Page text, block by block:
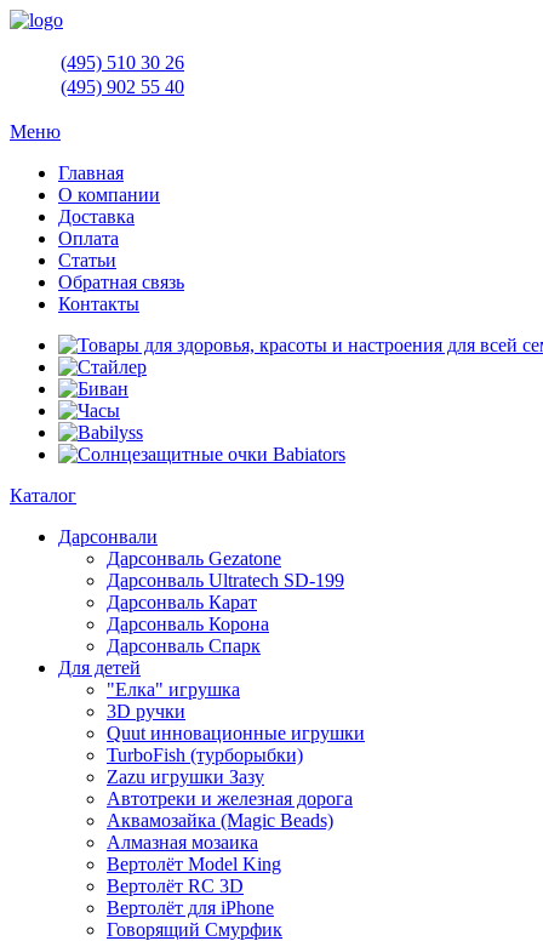
(495) 510 30 26
(495) 902 55 40
Меню
Главная
О компании
Доставка
Оплата
Статьи
Обратная связь
Контакты
Каталог
Дарсонвали
Дарсонваль Gezatone
Дарсонваль Ultratech SD-199
Дарсонваль Карат
Дарсонваль Корона
Дарсонваль Спарк
Для детей
"Елка" игрушка
3D ручки
Quut инновационные игрушки
TurboFish (турборыбки)
Zazu игрушки Зазу
Автотреки и железная дорога
Аквамозайка (Magic Beads)
Алмазная мозаика
Вертолёт Model King
Вертолёт RC 3D
Вертолёт для iPhone
Говорящий Смурфик